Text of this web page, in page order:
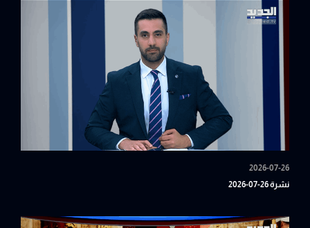
2026-07-26
نشرة 26-07-2026